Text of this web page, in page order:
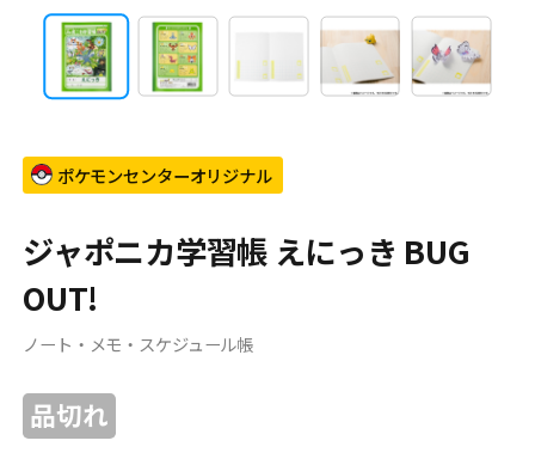
ポケモンセンターオリジナル
ジャポニカ学習帳 えにっき BUG
OUT!
ノート・メモ・スケジュール帳
品切れ